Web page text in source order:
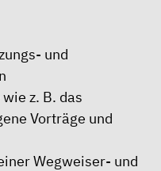
und
z. B. das
Vorträge und
Wegweiser- und